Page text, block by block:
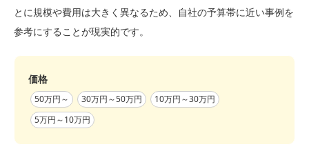
とに規模や費用は大きく異なるため、自社の予算帯に近い事例を
参考にすることが現実的です。
価格
50万円～ 30万円～50万円
10万円～30万円
5万円～10万円